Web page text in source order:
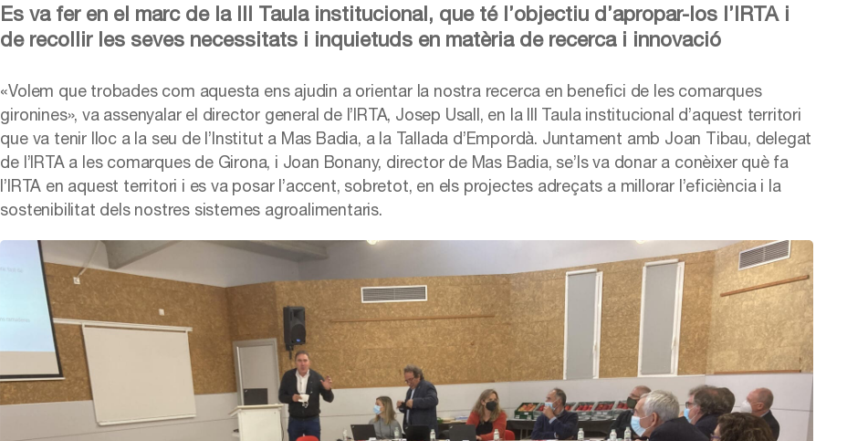
Es va fer en el marc de la III Taula institucional, que té l’objectiu d’apropar-los l’IRTA i
de recollir les seves necessitats i inquietuds en matèria de recerca i innovació
«Volem que trobades com aquesta ens ajudin a orientar la nostra recerca en benefici de les comarques
gironines», va assenyalar el director general de l’IRTA, Josep Usall, en la III Taula institucional d’aquest territori
que va tenir lloc a la seu de l’Institut a Mas Badia, a la Tallada d’Empordà. Juntament amb Joan Tibau, delegat
de l’IRTA a les comarques de Girona, i Joan Bonany, director de Mas Badia, se’ls va donar a conèixer què fa
l’IRTA en aquest territori i es va posar l’accent, sobretot, en els projectes adreçats a millorar l’eficiència i la
sostenibilitat dels nostres sistemes agroalimentaris.